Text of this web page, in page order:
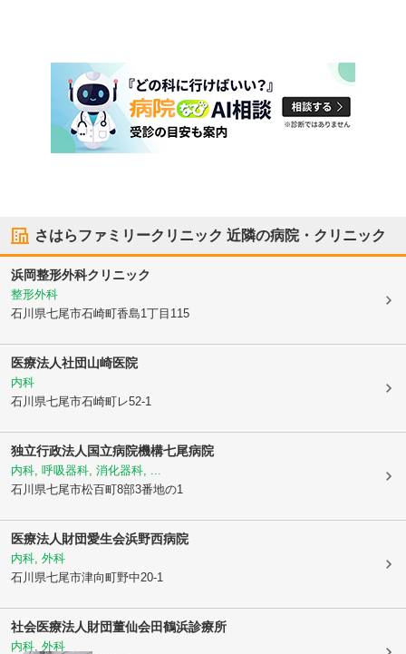
さはらファミリークリニック 近隣の病院・クリニック
浜岡整形外科クリニック
整形外科
石川県七尾市石崎町香島1丁目115
医療法人社団山崎医院
内科
石川県七尾市石崎町レ52-1
独立行政法人国立病院機構七尾病院
内科, 呼吸器科, 消化器科, ...
石川県七尾市松百町8部3番地の1
医療法人財団愛生会浜野西病院
内科, 外科
石川県七尾市津向町野中20-1
社会医療法人財団董仙会田鶴浜診療所
内科, 外科